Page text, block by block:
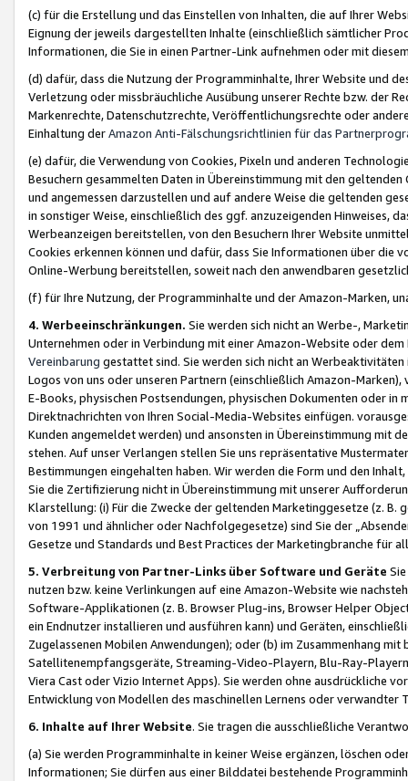
(c) für die Erstellung und das Einstellen von Inhalten, die auf Ihrer
Eignung der jeweils dargestellten Inhalte (einschließlich sämtlicher
Informationen, die Sie in einen Partner-Link aufnehmen oder mit
(d) dafür, dass die Nutzung der Programminhalte, Ihrer Website und
Verletzung oder missbräuchliche Ausübung unserer Rechte bzw. der
Markenrechte, Datenschutzrechte, Veröffentlichungsrechte oder
Einhaltung derAmazon Anti-Fälschungsrichtlinien für das
(e) dafür, die Verwendung von Cookies, Pixeln und anderen
Besuchern gesammelten Daten in Übereinstimmung mit den
und angemessen darzustellen und auf andere Weise die geltenden
in sonstiger Weise, einschließlich des ggf. anzuzeigenden Hinweises,
Werbeanzeigen bereitstellen, von den Besuchern Ihrer Website
Cookies erkennen können und dafür, dass Sie Informationen über die
Online-Werbung bereitstellen, soweit nach den anwendbaren
(f) für Ihre Nutzung, der Programminhalte und der Amazon-Marken,
4. Werbeeinschränkungen. Sie werden sich nicht an Werbe-,
Unternehmen oder in Verbindung mit einer Amazon-Website oder
Vereinbarung gestattet sind. Sie werden sich nicht an
Logos von uns oder unseren Partnern (einschließlich Amazon-
E-Books, physischen Postsendungen, physischen Dokumenten oder in
Direktnachrichten von Ihren Social-Media-Websites einfügen.
Kunden angemeldet werden) und ansonsten in Übereinstimmung mit
stehen. Auf unser Verlangen stellen Sie uns repräsentative
Bestimmungen eingehalten haben. Wir werden die Form und den
Sie die Zertifizierung nicht in Übereinstimmung mit unserer
Klarstellung: (i) Für die Zwecke der geltenden Marketinggesetze (z. B.
von 1991 und ähnlicher oder Nachfolgegesetze) sind Sie der
Gesetze und Standards und Best Practices der Marketingbranche für
5. Verbreitung von Partner-Links über Software und Geräte
nutzen bzw. keine Verlinkungen auf eine Amazon-Website wie
Software-Applikationen (z. B. Browser Plug-ins, Browser Helper
ein Endnutzer installieren und ausführen kann) und Geräten,
Zugelassenen Mobilen Anwendungen); oder (b) im Zusammenhang
Satellitenempfangsgeräte, Streaming-Video-Playern, Blu-Ray-
Viera Cast oder Vizio Internet Apps). Sie werden ohne ausdrückliche
Entwicklung von Modellen des maschinellen Lernens oder
6. Inhalte auf Ihrer Website. Sie tragen die ausschließliche
(a) Sie werden Programminhalte in keiner Weise ergänzen, löschen
Informationen; Sie dürfen aus einer Bilddatei bestehende